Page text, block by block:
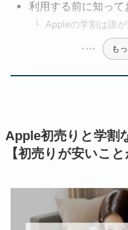
利用する前に知って
Appleの学割は誰
も
Apple初売りと学割
【初売りが安いこと